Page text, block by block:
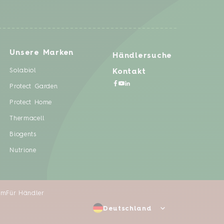
Unsere Marken
Solabiol
Protect Garden
Protect Home
Thermacell
Biogents
Nutrione
Händlersuche
Kontakt
Für Händler
Deutschland